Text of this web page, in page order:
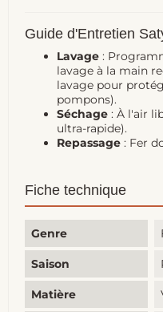
Guide d'Entretien
Lavage :
lavage à la main
lavage pour
pompons).
Séchage : À l'air
ultra-rapide).
Repassage : Fer
Fiche technique
Genre
Saison
Matière